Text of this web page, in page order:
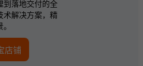
到落地交付的全
术解决方案，精
店铺